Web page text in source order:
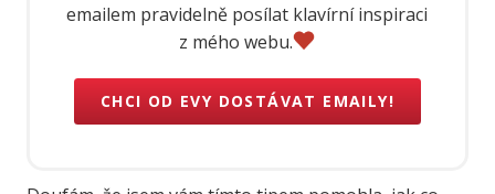
emailem pravidelně posílat klavírní inspiraci
z mého webu.
CHCI OD EVY DOSTÁVAT EMAILY!